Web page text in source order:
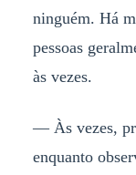
ninguém. Há
pessoas
às vezes.
— Às vezes,
enquanto